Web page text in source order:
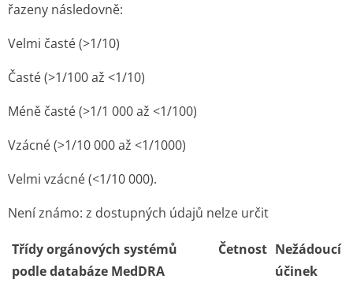
řazeny následovně:
Velmi časté (>1/10)
Časté (>1/100 až <1/10)
Méně časté (>1/1 000 až <1/100)
Vzácné (>1/10 000 až <1/1000)
Velmi vzácné (<1/10 000).
Není známo: z dostupných údajů nelze určit
Třídy orgánových systémů
podle databáze MedDRA
Četnost Nežádoucí
účinek